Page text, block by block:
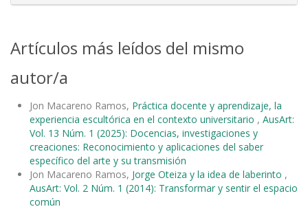
Artículos más leídos del mismo
autor/a
Jon Macareno Ramos, Práctica docente y aprendizaje, la
experiencia escultórica en el contexto universitario , AusArt:
Vol. 13 Núm. 1 (2025): Docencias, investigaciones y
creaciones: Reconocimiento y aplicaciones del saber
específico del arte y su transmisión
Jon Macareno Ramos, Jorge Oteiza y la idea de laberinto ,
AusArt: Vol. 2 Núm. 1 (2014): Transformar y sentir el espacio
común